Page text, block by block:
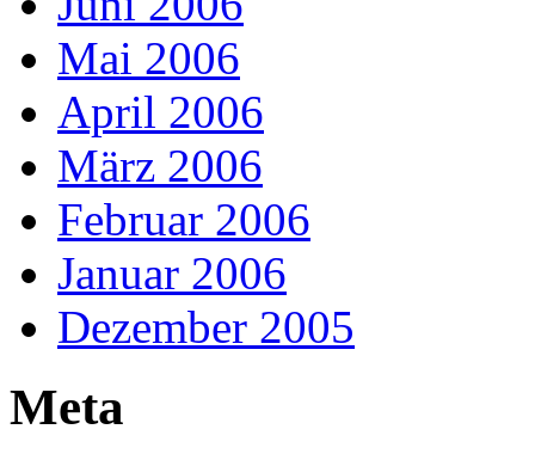
Mai 2006
April 2006
März 2006
Februar 2006
Januar 2006
Dezember 2005
Meta